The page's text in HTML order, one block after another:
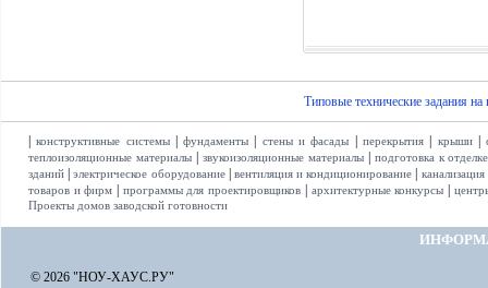
Типовые технические задания на
|конструктивные системы|фундаменты стены и фасады перекрытия| крыши|
теплоизоляционные материалы| звукоизоляционные материалы|
подготовка к отделке
зданий |электрическое оборудование| вентиляция и кондиционирование канализация
товаров и фирм программы для проектировщиков архитектурные конкурсы
Проекты домов заводской готовности
© 2026 "НОУ-ХАУС.РУ"